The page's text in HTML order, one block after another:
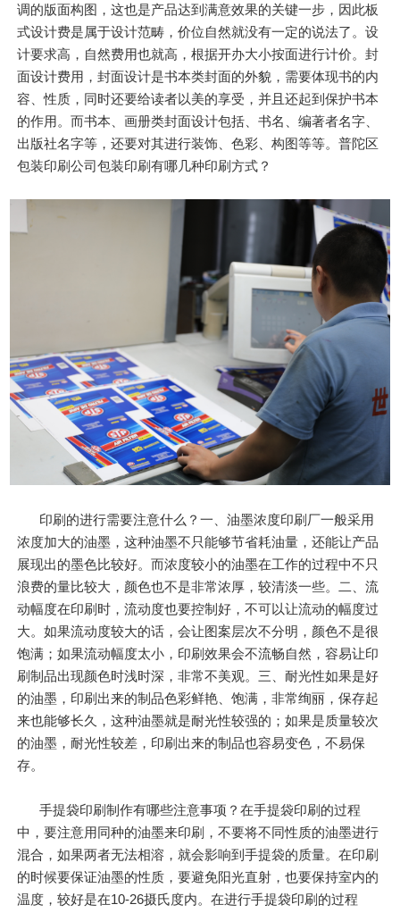
调的版面构图，这也是产品达到满意效果的关键一步，因此板
式设计费是属于设计范畴，价位自然就没有一定的说法了。设
计要求高，自然费用也就高，根据开办大小按面进行计价。封
面设计费用，封面设计是书本类封面的外貌，需要体现书的内
容、性质，同时还要给读者以美的享受，并且还起到保护书本
的作用。而书本、画册类封面设计包括、书名、编著者名字、
出版社名字等，还要对其进行装饰、色彩、构图等等。普陀区
包装印刷公司包装印刷有哪几种印刷方式？
印刷的进行需要注意什么？一、油墨浓度印刷厂一般采用
浓度加大的油墨，这种油墨不只能够节省耗油量，还能让产品
展现出的墨色比较好。而浓度较小的油墨在工作的过程中不只
浪费的量比较大，颜色也不是非常浓厚，较清淡一些。二、流
动幅度在印刷时，流动度也要控制好，不可以让流动的幅度过
大。如果流动度较大的话，会让图案层次不分明，颜色不是很
饱满；如果流动幅度太小，印刷效果会不流畅自然，容易让印
刷制品出现颜色时浅时深，非常不美观。三、耐光性如果是好
的油墨，印刷出来的制品色彩鲜艳、饱满，非常绚丽，保存起
来也能够长久，这种油墨就是耐光性较强的；如果是质量较次
的油墨，耐光性较差，印刷出来的制品也容易变色，不易保
存。
手提袋印刷制作有哪些注意事项？在手提袋印刷的过程
中，要注意用同种的油墨来印刷，不要将不同性质的油墨进行
混合，如果两者无法相溶，就会影响到手提袋的质量。在印刷
的时候要保证油墨的性质，要避免阳光直射，也要保持室内的
温度，较好是在10-26摄氏度内。在进行手提袋印刷的过程